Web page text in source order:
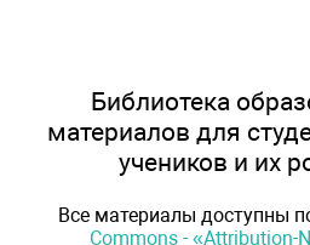
Библиотека
материалов для
учеников и их
Все материалы доступны
Commons - «Attribution-